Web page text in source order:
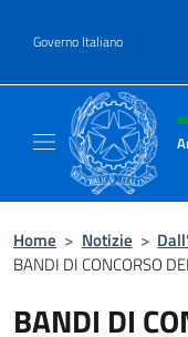
Governo Italiano
Home > Notizie >
BANDI DI CONCORSO
BANDI DI